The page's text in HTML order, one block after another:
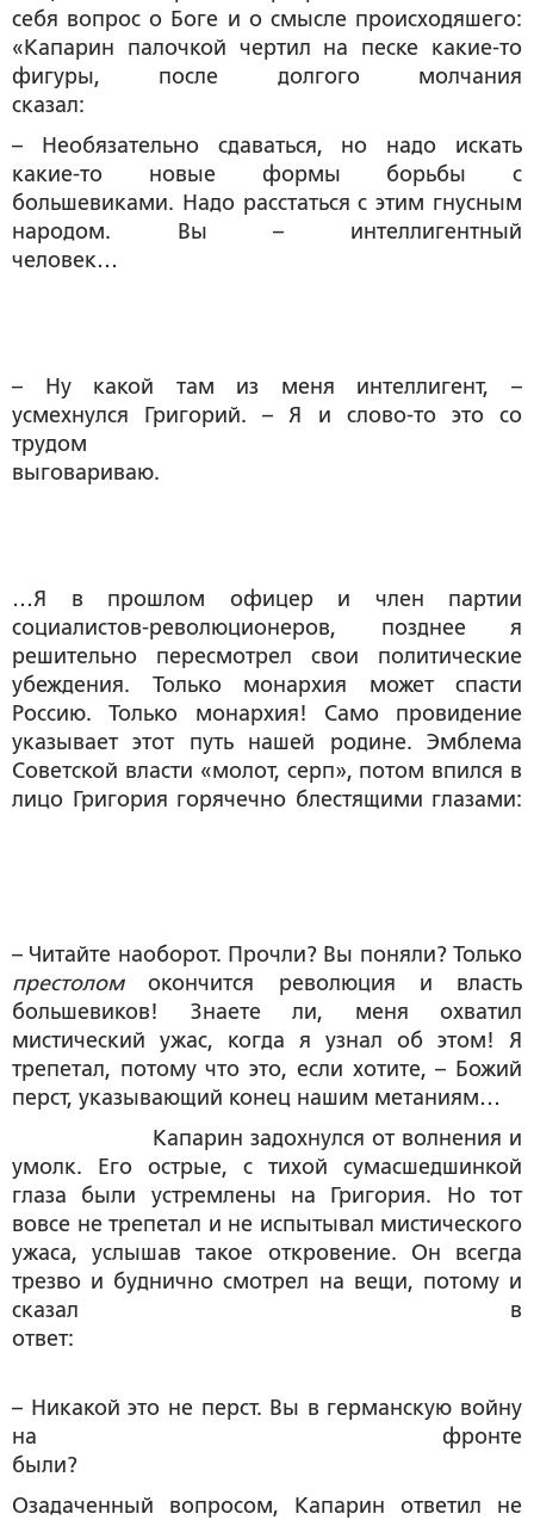
себя вопрос о Боге и о смысле происходяшего:
«Капарин палочкой чертил на песке какие-то
фигуры, после долгого молчания
сказал:
– Необязательно сдаваться, но надо искать
какие-то новые формы борьбы с
большевиками. Надо расстаться с этим гнусным
народом. Вы – интеллигентный
человек…
– Ну какой там из меня интеллигент, –
усмехнулся Григорий. – Я и слово-то это со
трудом
выговариваю.
…Я в прошлом офицер и член партии
социалистов-революционеров, позднее я
решительно пересмотрел свои политические
убеждения. Только монархия может спасти
Россию. Только монархия! Само провидение
указывает этот путь нашей родине. Эмблема
Советской власти «молот, серп», потом впился в
лицо Григория горячечно блестящими глазами:
– Читайте наоборот. Прочли? Вы поняли? Только
престоломокончится революция и власть
большевиков! Знаете ли, меня охватил
мистический ужас, когда я узнал об этом! Я
трепетал, потому что это, если хотите, – Божий
перст, указывающий конец нашим метаниям…
Капарин задохнулся от волнения и
умолк. Его острые, с тихой сумасшедшинкой
глаза были устремлены на Григория. Но тот
вовсе не трепетал и не испытывал мистического
ужаса, услышав такое откровение. Он всегда
трезво и буднично смотрел на вещи, потому и
сказал в
ответ:
– Никакой это не перст. Вы в германскую войну
на фронте
были?
Озадаченный вопросом, Капарин ответил не